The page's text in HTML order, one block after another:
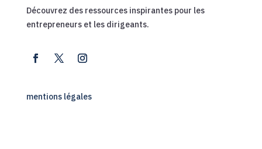
Découvrez des ressources inspirantes pour les
entrepreneurs et les dirigeants.
mentions légales